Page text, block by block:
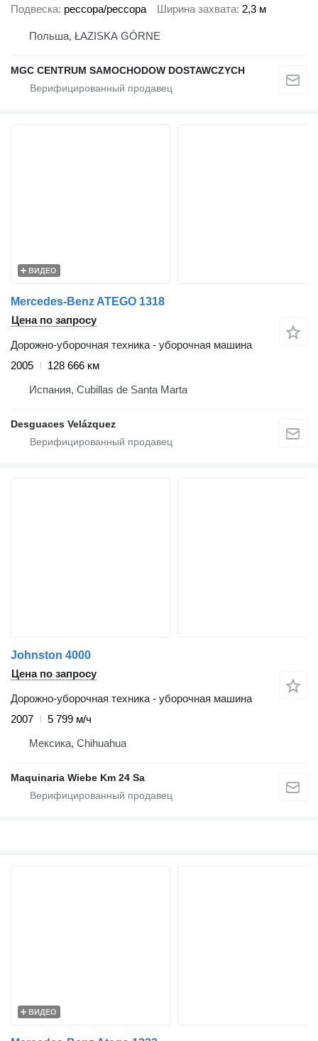
Подвеска рессора/рессора Ширина захвата 2,3 м
Польша, ŁAZISKA GÓRNE
MGC CENTRUM SAMOCHODOW DOSTAWCZYCH
ВИДЕО
Mercedes-Benz ATEGO 1318
Цена по запросу
Дорожно-уборочная техника - уборочная машина
2005
128 666 км
Испания, Cubillas de Santa Marta
Desguaces Velázquez
Johnston 4000
Цена по запросу
Дорожно-уборочная техника - уборочная машина
2007
5 799 м/ч
Мексика, Chihuahua
Maquinaria Wiebe Km 24 Sa
ВИДЕО